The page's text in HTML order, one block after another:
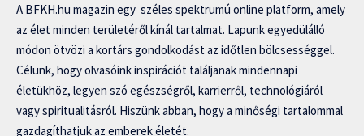
A BFKH.hu magazin egy széles spektrumú online platform, amely
az élet minden területéről kínál tartalmat. Lapunk egyedülálló
módon ötvözi a kortárs gondolkodást az időtlen bölcsességgel.
Célunk, hogy olvasóink inspirációt találjanak mindennapi
életükhöz, legyen szó egészségről, karrierről, technológiáról
vagy spiritualitásról. Hiszünk abban, hogy a minőségi tartalommal
gazdagíthatjuk az emberek életét.